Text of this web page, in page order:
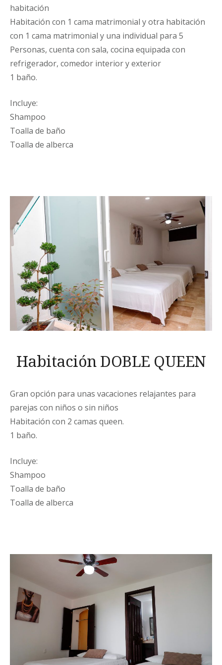
habitación
Habitación con 1 cama matrimonial y otra habitación
con 1 cama matrimonial y una individual para 5
Personas, cuenta con sala, cocina equipada con
refrigerador, comedor interior y exterior
1 baño.
Incluye:
Shampoo
Toalla de baño
Toalla de alberca
Habitación DOBLE QUEEN
Gran opción para unas vacaciones relajantes para
parejas con niños o sin niños
Habitación con 2 camas queen.
1 baño.
Incluye:
Shampoo
Toalla de baño
Toalla de alberca